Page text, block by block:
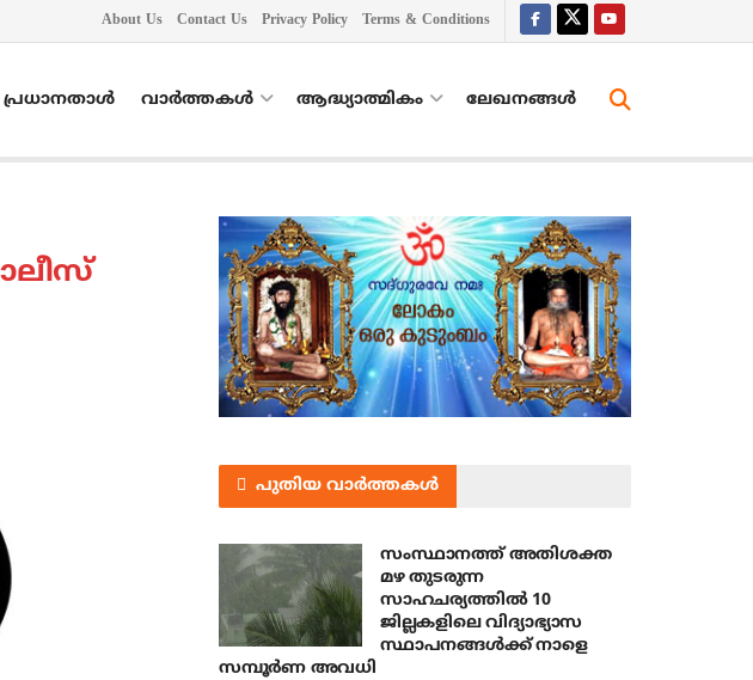
About Us Contact Us Privacy Policy Terms & Conditions
പ്രധാനതാൾ വാർത്തകൾ ആദ്ധ്യാത്മികം ലേഖനങ്ങള്‍
പുതിയ വാർത്തകൾ
സംസ്ഥാനത്ത് അതിശക്ത
മഴ തുടരുന്ന
സാഹചര്യത്തിൽ 10
ജില്ലകളിലെ വിദ്യാഭ്യാസ
സ്ഥാപനങ്ങൾക്ക് നാളെ
സമ്പൂർണ അവധി